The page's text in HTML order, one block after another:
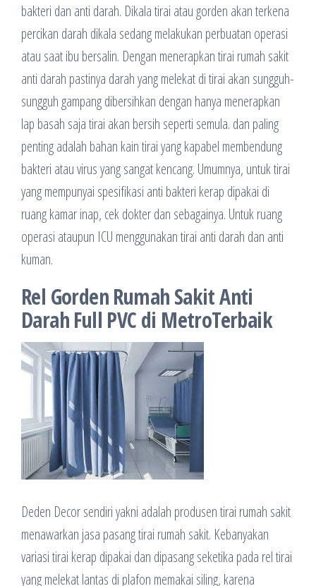
bakteri dan anti darah. Dikala tirai atau gorden akan terkena
percikan darah dikala sedang melakukan perbuatan operasi
atau saat ibu bersalin. Dengan menerapkan tirai rumah sakit
anti darah pastinya darah yang melekat di tirai akan sungguh-
sungguh gampang dibersihkan dengan hanya menerapkan
lap basah saja tirai akan bersih seperti semula. dan paling
penting adalah bahan kain tirai yang kapabel membendung
bakteri atau virus yang sangat kencang. Umumnya, untuk tirai
yang mempunyai spesifikasi anti bakteri kerap dipakai di
ruang kamar inap, cek dokter dan sebagainya. Untuk ruang
operasi ataupun ICU menggunakan tirai anti darah dan anti
kuman.
Rel Gorden Rumah Sakit Anti
Darah Full PVC di MetroTerbaik
Deden Decor sendiri yakni adalah produsen tirai rumah sakit
menawarkan jasa pasang tirai rumah sakit. Kebanyakan
variasi tirai kerap dipakai dan dipasang seketika pada rel tirai
yang melekat lantas di plafon memakai siling, karena